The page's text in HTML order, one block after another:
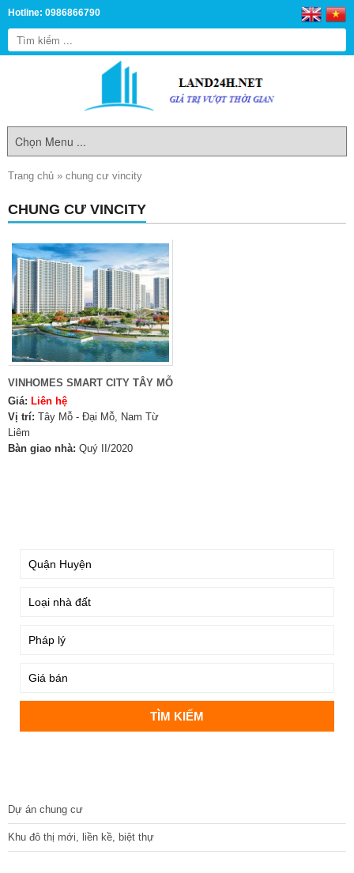
Hotline: 0986866790
Trang chủ » chung cư vincity
CHUNG CƯ VINCITY
VINHOMES SMART CITY TÂY MỖ
Giá: Liên hệ
Vị trí: Tây Mỗ - Đại Mỗ, Nam Từ
Liêm
Bàn giao nhà: Quý II/2020
Dự án chung cư
Khu đô thị mới, liền kề, biệt thự